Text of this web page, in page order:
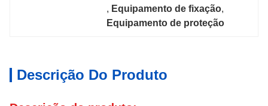
, Equipamento de fixação,
Equipamento de proteção
Descrição Do Produto